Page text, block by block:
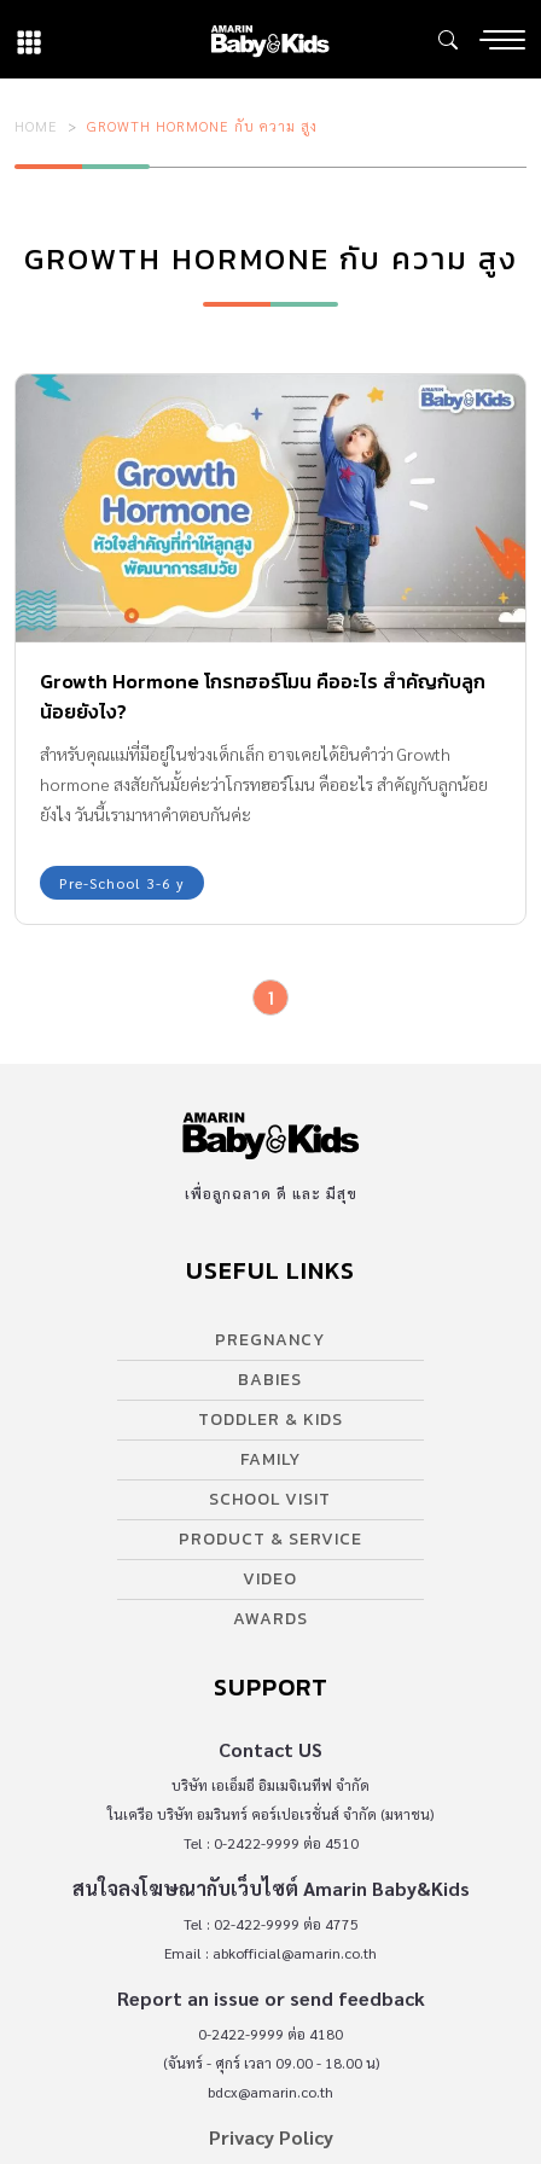
HOME GROWTH HORMONE กับ ความ สูง
GROWTH HORMONE กับ ความ สูง
Growth Hormone โกรทฮอร์โมน คืออะไร สำคัญกับลูก
น้อยยังไง?
สำหรับคุณแม่ที่มีอยู่ในช่วงเด็กเล็ก อาจเคยได้ยินคำว่า Growth
hormone สงสัยกันมั้ยค่ะว่าโกรทฮอร์โมน คืออะไร สำคัญกับลูกน้อย
ยังไง วันนี้เรามาหาคำตอบกันค่ะ
Pre-School 3-6 y
1
เพื่อลูกฉลาด ดี และ มีสุข
USEFUL LINKS
PREGNANCY
BABIES
TODDLER & KIDS
FAMILY
SCHOOL VISIT
PRODUCT & SERVICE
VIDEO
AWARDS
SUPPORT
Contact US
บริษัท เอเอ็มอี อิมเมจิเนทีฟ จำกัด
ในเครือ บริษัท อมรินทร์ คอร์เปอเรชั่นส์ จำกัด (มหาชน)
Tel : 0-2422-9999 ต่อ 4510
สนใจลงโฆษณากับเว็บไซต์ Amarin Baby&Kids
Tel : 02-422-9999 ต่อ 4775
Email : abkofficial@amarin.co.th
Report an issue or send feedback
0-2422-9999 ต่อ 4180
(จันทร์ - ศุกร์ เวลา 09.00 - 18.00 น)
bdcx@amarin.co.th
Privacy Policy